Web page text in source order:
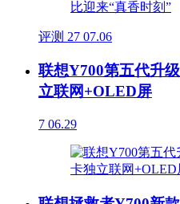
评测 27 07.06
联想Y700第五代升
立联网+OLED屏
7 06.29